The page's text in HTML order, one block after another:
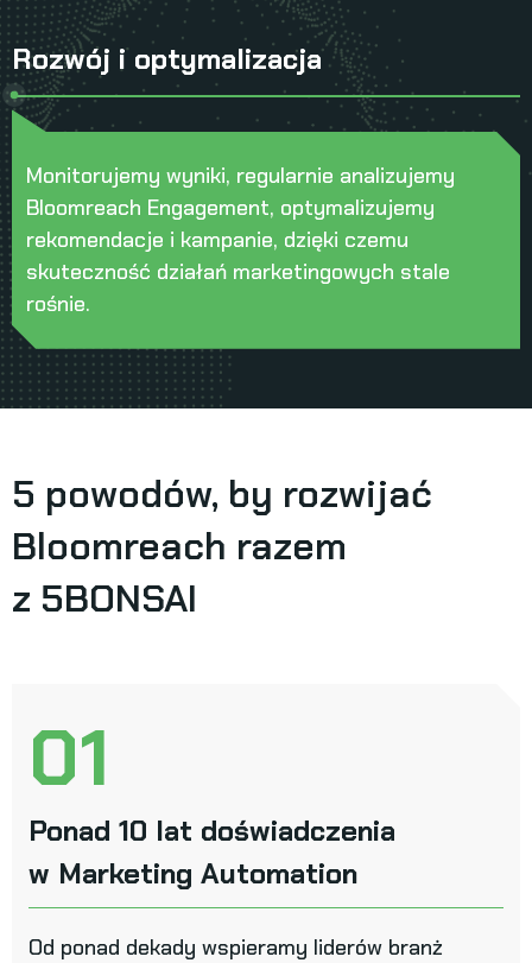
Rozwój i optymalizacja
Monitorujemy wyniki, regularnie analizujemy
Bloomreach Engagement, optymalizujemy
rekomendacje i kampanie, dzięki czemu
skuteczność działań marketingowych stale
rośnie.
5 powodów, by rozwijać
Bloomreach razem
z 5BONSAI
01
Ponad 10 lat doświadczenia
w Marketing Automation
Od ponad dekady wspieramy liderów branż